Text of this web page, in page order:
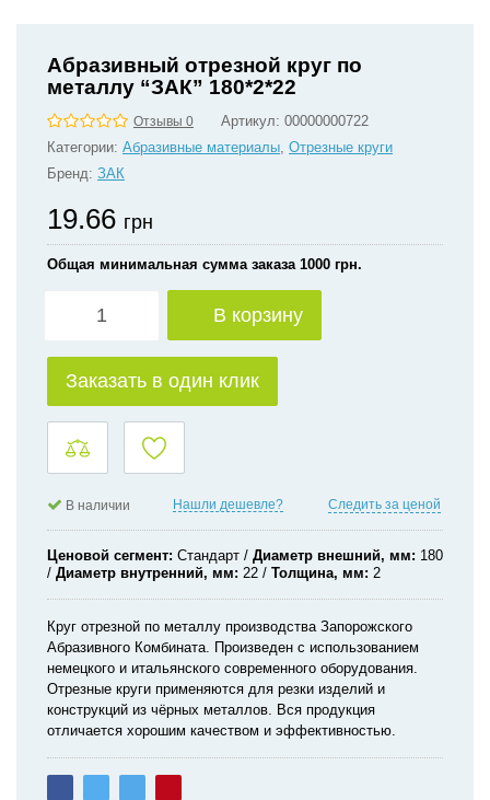
Абразивный отрезной круг по
металлу “ЗАК” 180*2*22
Отзывы 0 Артикул: 00000000722
Категории: Абразивные материалы, Отрезные круги
Бренд: ЗАК
19.66 грн
Общая минимальная сумма заказа 1000 грн.
В корзину
Заказать в один клик
В наличии Нашли дешевле? Следить за ценой
Ценовой сегмент Стандарт Диаметр внешний, мм
180
Диаметр внутренний, мм 22 Толщина, мм 2
Круг отрезной по металлу производства Запорожского
Абразивного Комбината. Произведен с использованием
немецкого и итальянского современного оборудования.
Отрезные круги применяются для резки изделий и
конструкций из чёрных металлов. Вся продукция
отличается хорошим качеством и эффективностью.